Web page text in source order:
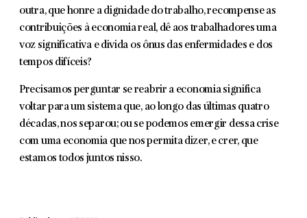
outra, que honre a dignidade do trabalho, recompense as
contribuições à economia real, dê aos trabalhadores uma
voz significativa e divida os ônus das enfermidades e dos
tempos difíceis?
Precisamos perguntar se reabrir a economia significa
voltar para um sistema que, ao longo das últimas quatro
décadas, nos separou; ou se podemos emergir dessa crise
com uma economia que nos permita dizer, e crer, que
estamos todos juntos nisso.